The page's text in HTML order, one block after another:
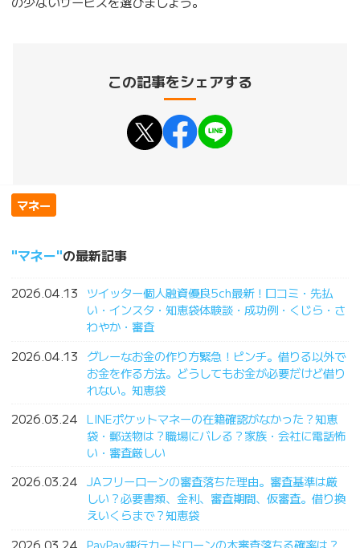
この記事をシェアする
マネー
マネー の最新記事
2026.04.13
ツイッター個人融資優良5ch最新！口コミ・先払
い・インスタ・知恵袋体験談・成功例・くじら・さ
わやか・審査
2026.04.13
グレーなお金の作り方緊急！ピンチ。借りる以外で
お金を作る方法。どうしてもお金が必要だけど借り
れない。知恵袋
2026.03.24 LINEポケットマネーの在籍確認がなかった？知恵
袋・郵送物は？職場にバレる？家族・会社に電話怖
い・審査厳しい
2026.03.24 JAフリーローンの審査落ちた理由。審査基準は厳
しい？必要書類、金利、審査期間、仮審査。借り換
えいくらまで？知恵袋
2026.03.24 PayPay銀行カードローンの本審査落ちる確率は？